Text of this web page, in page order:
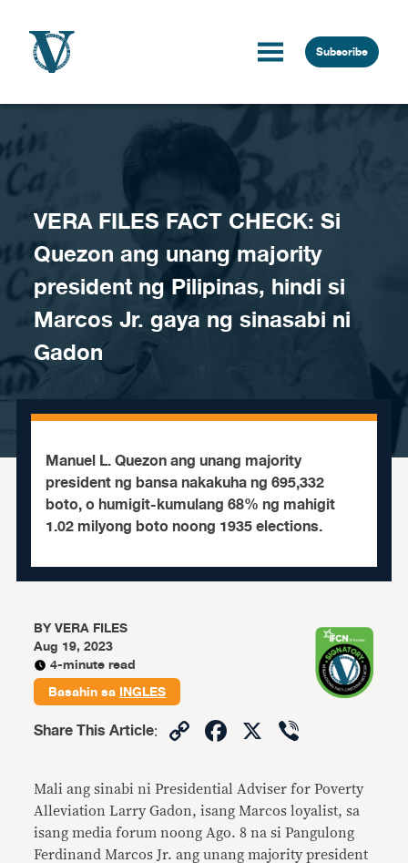
Subscribe
VERA FILES FACT CHECK: Si
Quezon ang unang majority
president ng Pilipinas, hindi si
Marcos Jr. gaya ng sinasabi ni
Gadon
Manuel L. Quezon ang unang majority
president ng bansa nakakuha ng 695,332
boto, o humigit-kumulang 68% ng mahigit
1.02 milyong boto noong 1935 elections.
BYVERA FILES
Aug 19, 2023
4-minute read
Basahin saINGLES
Share This Article: CopyFacebook
X
Mali ang sinabi ni Presidential Adviser for Poverty
Alleviation Larry Gadon, isang Marcos loyalist, sa
isang media forum noong Ago. 8 na si Pangulong
Ferdinand Marcos Jr. ang unang majority president